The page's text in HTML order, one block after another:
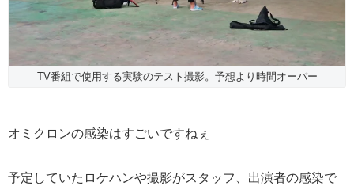
TV番組で使用する実験のテスト撮影。予想より時間オーバー
オミクロンの感染はすごいですねぇ
予定していたロケハンや撮影がスタッフ、出演者の感染で